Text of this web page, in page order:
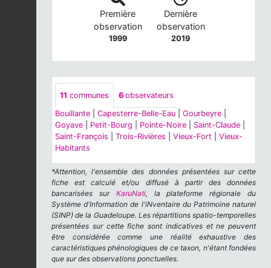
Première
observation
1999
Dernière
observation
2019
11 communes 6 observateurs
Bouillante
Capesterre-Belle-Eau Gourbeyre
Goyave
Petit-Bourg Pointe-Noire Saint-Claude
Saint-François
Trois-Rivières Vieux-Fort
Vieux-
Habitants
*Attention, l'ensemble des données présentées sur cette
fiche est calculé et/ou diffusé à partir des données
bancarisées sur KaruNati, la plateforme régionale du
Système d'Information de l'iNventaire du Patrimoine naturel
(SINP) de la Guadeloupe. Les répartitions spatio-temporelles
présentées sur cette fiche sont indicatives et ne peuvent
être considérée comme une réalité exhaustive des
caractéristiques phénologiques de ce taxon, n'étant fondées
que sur des observations ponctuelles.